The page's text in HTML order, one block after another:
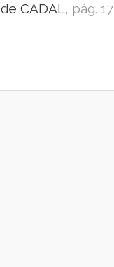
CADAL, pág. 17